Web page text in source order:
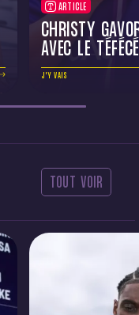
ARTICLE
CHRISTY
AVEC LE TÉFÉCÉ
J'Y VAIS
TOUT VOIR